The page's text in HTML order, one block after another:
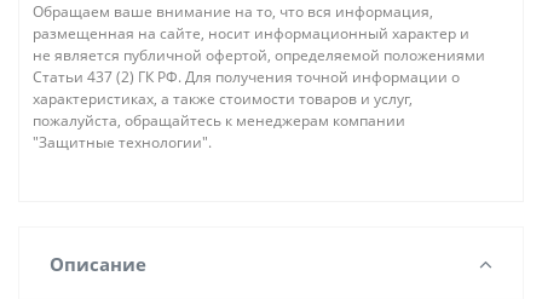
Обращаем ваше внимание на то, что вся информация,
размещенная на сайте, носит информационный характер и
не является публичной офертой, определяемой положениями
Статьи 437 (2) ГК РФ. Для получения точной информации о
характеристиках, а также стоимости товаров и услуг,
пожалуйста, обращайтесь к менеджерам компании
"Защитные технологии".
Описание